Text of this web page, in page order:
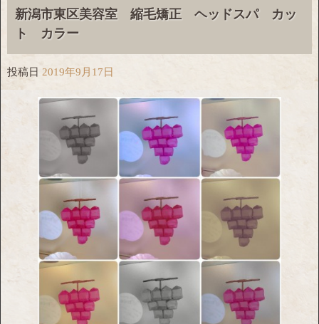
新潟市東区美容室 縮毛矯正 ヘッドスパ カッ
ト カラー
投稿日 2019年9月17日